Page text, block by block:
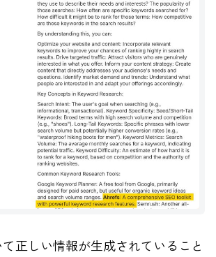
正しい情報が生成されていること